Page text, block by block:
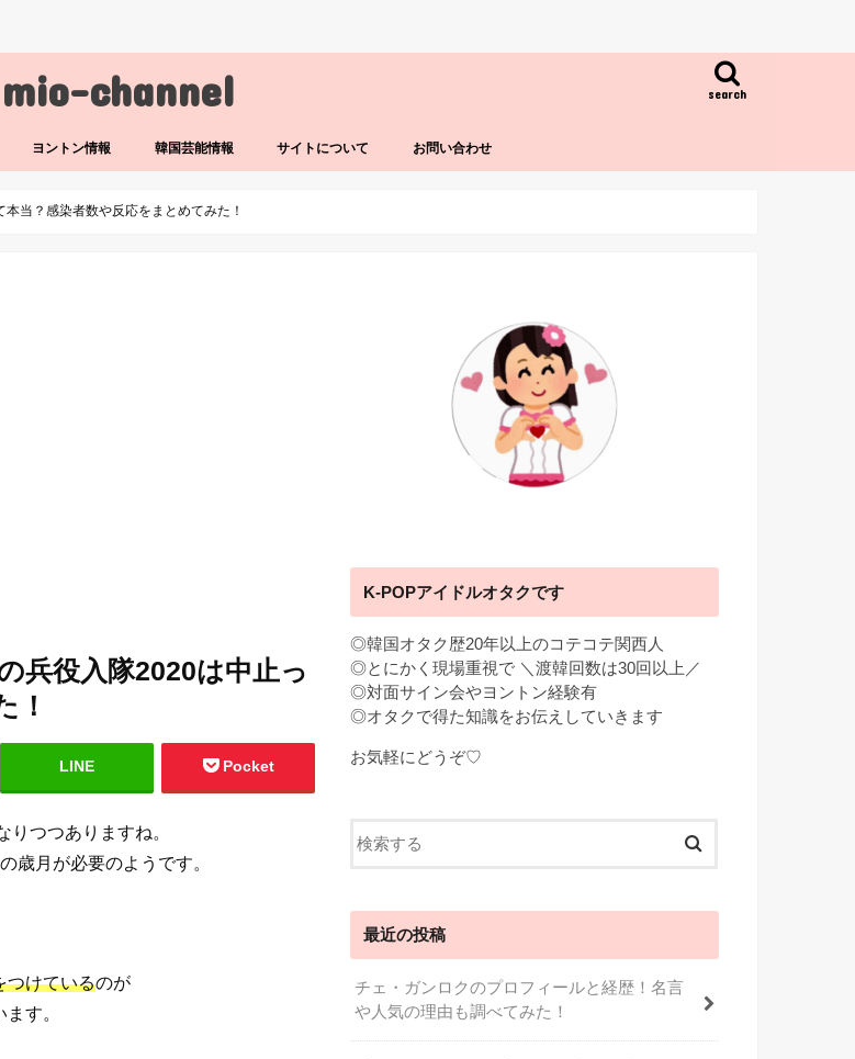
mio-channel search
ヨントン情報 韓国芸能情報 サイトについて お問い合わせ
当？感染者数や反応をまとめてみた！
兵役入隊2020は中止っ
！
LINE Pocket
りつつありますね。
歳月が必要のようです。
つけているのが
す。
K-POPアイドルオタクです
◎韓国オタク歴20年以上のコテコテ関西人
◎とにかく現場重視で ＼渡韓回数は30回以上／
◎対面サイン会やヨントン経験有
◎オタクで得た知識をお伝えしていきます
お気軽にどうぞ♡
最近の投稿
チェ・ガンロクのプロフィールと経歴！名言
や人気の理由も調べてみた！